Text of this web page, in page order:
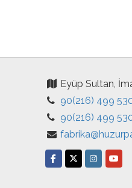
Eyüp Sultan,
90(216) 499
90(216) 499